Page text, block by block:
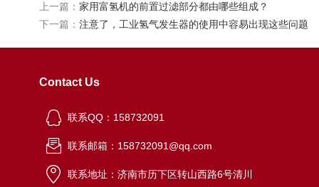
上一篇： 家用富氢机的前置过滤部分都由哪些组成？
下一篇： 注意了，工业氢气发生器的使用中容易出现这些问题
Contact Us
联系QQ：158732091
联系邮箱：158732091@qq.com
联系地址：济南市历下区转山西路6号清川